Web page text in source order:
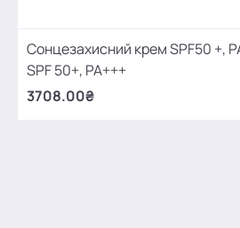
Сонцезахисний крем SPF50 +,
SPF 50+, PA+++
3708.00₴